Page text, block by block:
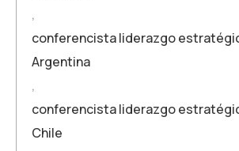
,
conferencista liderazgo
Argentina
,
conferencista liderazgo
Chile